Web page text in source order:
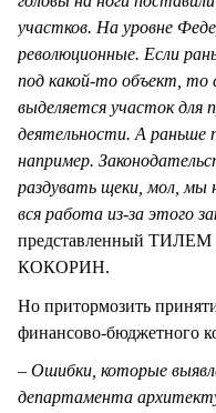
участков. На уровне
революционные. Если
под какой-то объект, то
выделяется участок для
деятельности. А раньше
например.
раздувать щеки, мол, мы
вся работа из-за этого
представленный ТИЛЕМ
КОКОРИН.
Но притормозить
финансово-
– Ошибки, которые
департамента